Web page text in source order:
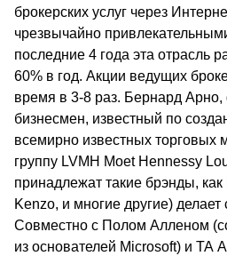
брокерских услуг через
чрезвычайно
последние 4 года эта отрасль
60% в год. Акции ведущих
время в 3-8 раз. Бернард Арно,
бизнесмен, известный по
всемирно известных торговых
группу LVMH Moet Hennessy
принадлежат такие брэнды,
Kenzo, и многие другие) делает
Совместно с Полом Алленом
из основателей Microsoft) и ТА